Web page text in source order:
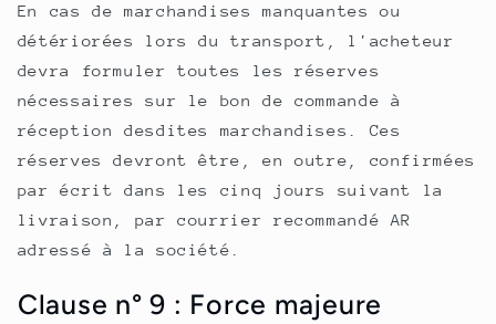
En cas de marchandises manquantes ou
détériorées lors du transport, l'acheteur
devra formuler toutes les réserves
nécessaires sur le bon de commande à
réception desdites marchandises. Ces
réserves devront être, en outre, confirmées
par écrit dans les cinq jours suivant la
livraison, par courrier recommandé AR
adressé à la société.
Clause n° 9 : Force majeure